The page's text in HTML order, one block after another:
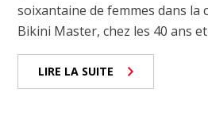
soixantaine de femmes dans la
Bikini Master, chez les 40 ans et
LIRE LA SUITE